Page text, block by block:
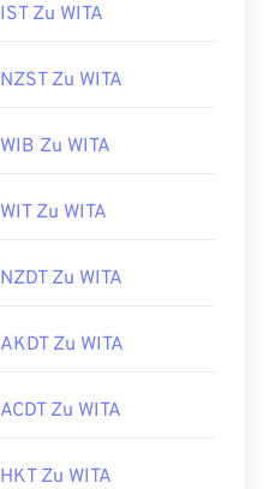
IST Zu WITA
NZST Zu WITA
WIB Zu WITA
WIT Zu WITA
NZDT Zu WITA
AKDT Zu WITA
ACDT Zu WITA
HKT Zu WITA